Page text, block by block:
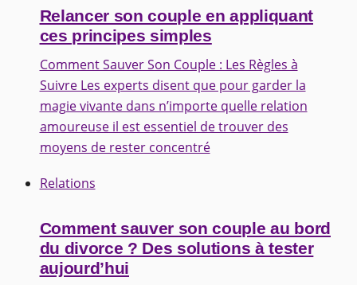
Relancer son couple en appliquant
ces principes simples
Comment Sauver Son Couple : Les Règles à
Suivre Les experts disent que pour garder la
magie vivante dans n’importe quelle relation
amoureuse il est essentiel de trouver des
moyens de rester concentré
Relations
Comment sauver son couple au bord
du divorce ? Des solutions à tester
aujourd’hui